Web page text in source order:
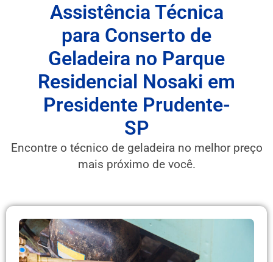
Assistência Técnica
para Conserto de
Geladeira no Parque
Residencial Nosaki em
Presidente Prudente-
SP
Encontre o técnico de geladeira no melhor preço
mais próximo de você.